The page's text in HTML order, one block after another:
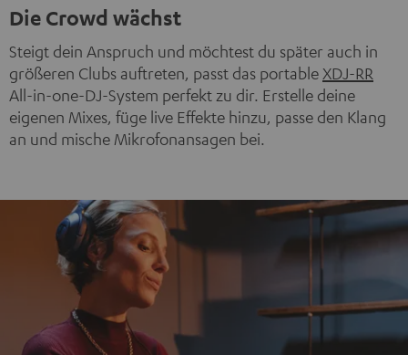
Die Crowd wächst
Steigt dein Anspruch und möchtest du später auch in
größeren Clubs auftreten, passt das portable XDJ-RR
All-in-one-DJ-System perfekt zu dir. Erstelle deine
eigenen Mixes, füge live Effekte hinzu, passe den Klang
an und mische Mikrofonansagen bei.